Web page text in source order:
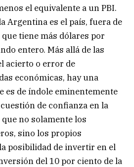
el equivalente a un PBI.
Argentina es el país, fuera de
tiene más dólares por
entero. Más allá de las
acierto o error de
económicas, hay una
es de índole eminentemente
de confianza en la
no solamente los
sino los propios
posibilidad de invertir en el
del 10 por ciento de la